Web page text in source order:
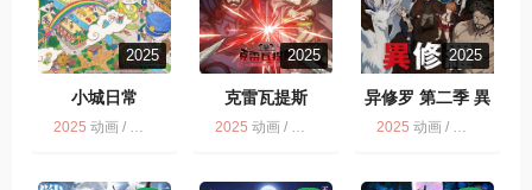
2025
小城日常
2025 动画 / 喜剧 / 多版
2025
克雷瓦提斯
2025 动画 / 多版
2025
异修罗 第二季 異
修羅 第2期
2025 动画 / 多版